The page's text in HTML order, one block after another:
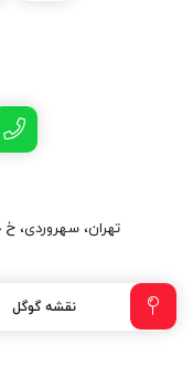
تهران، سهروردی، خ
نقشه گوگل